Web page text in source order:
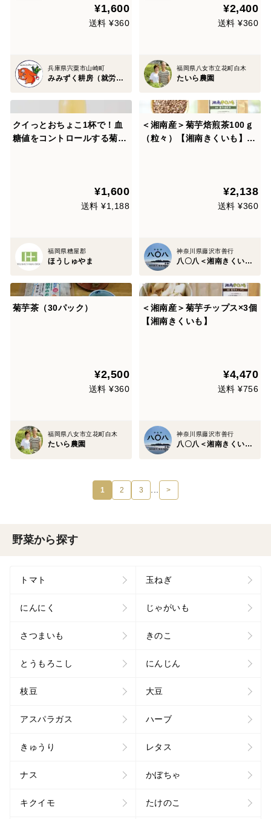
¥1,600
送料 ¥360
兵庫県宍粟市山崎町
みみずく耕房（就労継続支援B型）
¥2,400
送料 ¥360
福岡県八女市立花町白木
たいら農園
クイっとおちょこ1杯で！血
糖値をコントロールする菊芋
¥1,600
送料 ¥1,188
福岡県糟屋郡
ほうしゅやま
＜湘南産＞菊芋焙煎茶100ｇ
（粒々）【湘南きくいも】
¥2,138
送料 ¥360
神奈川県藤沢市善行
八〇八＜湘南きくいも専門店＞
菊芋茶（30パック）
¥2,500
送料 ¥360
福岡県八女市立花町白木
たいら農園
＜湘南産＞菊芋チップス×3個
【湘南きくいも】
¥4,470
送料 ¥756
神奈川県藤沢市善行
八〇八＜湘南きくいも専門店＞
1 2 3 >
野菜から探す
トマト 玉ねぎ
にんにく じゃがいも
さつまいも きのこ
とうもろこし にんじん
枝豆 大豆
アスパラガス ハーブ
きゅうり レタス
ナス かぼちゃ
キクイモ たけのこ